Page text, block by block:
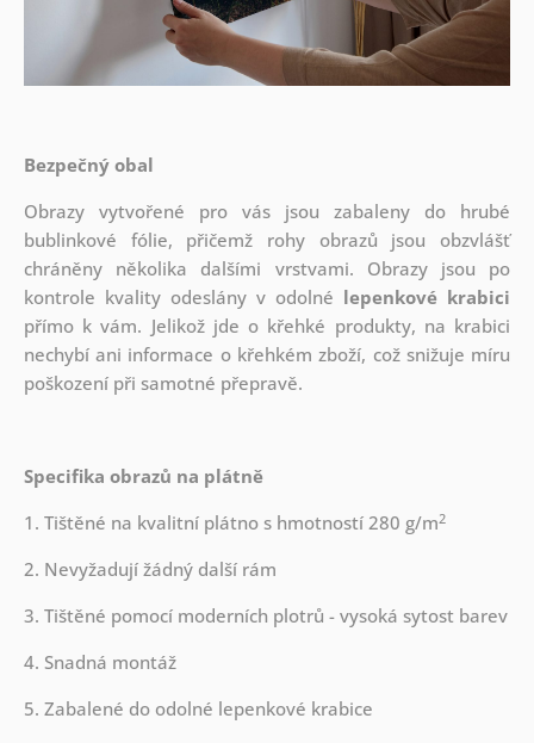
Bezpečný obal
Obrazy vytvořené pro vás jsou zabaleny do hrubé
bublinkové fólie, přičemž rohy obrazů jsou obzvlášť
chráněny několika dalšími vrstvami. Obrazy jsou po
kontrole kvality odeslány v odolné lepenkové krabici
přímo k vám. Jelikož jde o křehké produkty, na krabici
nechybí ani informace o křehkém zboží, což snižuje míru
poškození při samotné přepravě.
Specifika obrazů na plátně
1. Tištěné na kvalitní plátno s hmotností 280 g/m2
2. Nevyžadují žádný další rám
3. Tištěné pomocí moderních plotrů - vysoká sytost barev
4. Snadná montáž
5. Zabalené do odolné lepenkové krabice